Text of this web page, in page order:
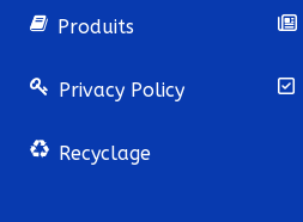
Produits
Privacy Policy
Recyclage